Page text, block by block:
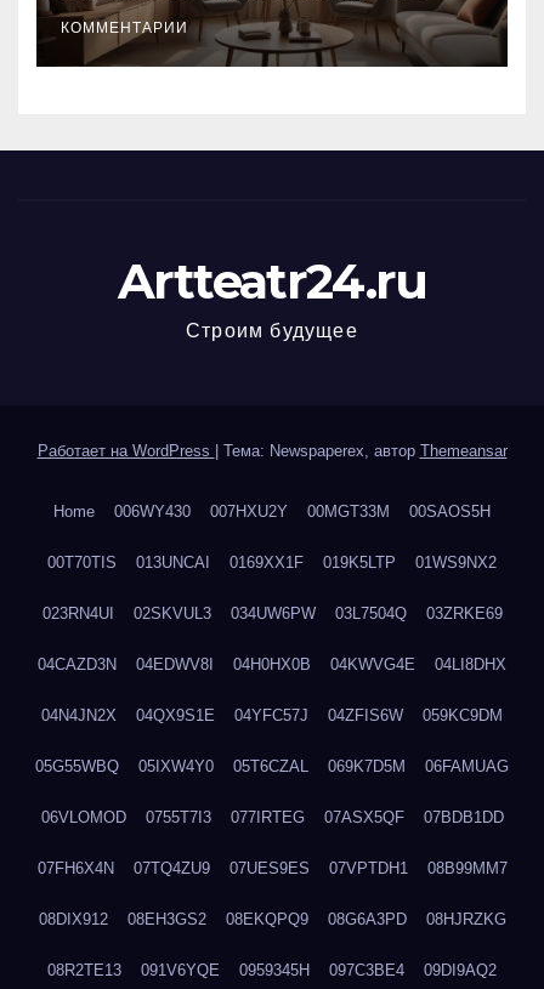
КОММЕНТАРИИ
Artteatr24.ru
Строим будущее
Работает на WordPress Тема: Newspaperex, автор Themeansar
Home 006WY430 007HXU2Y 00MGT33M 00SAOS5H
00T70TIS 013UNCAI 0169XX1F 019K5LTP 01WS9NX2
023RN4UI 02SKVUL3 034UW6PW 03L7504Q 03ZRKE69
04CAZD3N 04EDWV8I 04H0HX0B 04KWVG4E 04LI8DHX
04N4JN2X 04QX9S1E 04YFC57J 04ZFIS6W 059KC9DM
05G55WBQ 05IXW4Y0 05T6CZAL 069K7D5M 06FAMUAG
06VLOMOD 0755T7I3 077IRTEG 07ASX5QF 07BDB1DD
07FH6X4N 07TQ4ZU9 07UES9ES 07VPTDH1 08B99MM7
08DIX912 08EH3GS2 08EKQPQ9 08G6A3PD 08HJRZKG
08R2TE13 091V6YQE 0959345H 097C3BE4 09DI9AQ2